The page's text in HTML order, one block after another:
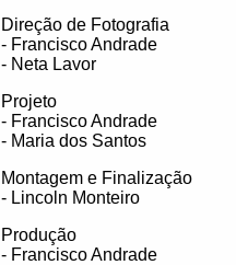
Direção de Fotografia
- Francisco Andrade
- Neta Lavor
Projeto
- Francisco Andrade
- Maria dos Santos
Montagem e Finalização
- Lincoln Monteiro
Produção
- Francisco Andrade